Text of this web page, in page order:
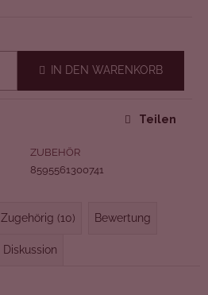
IN DEN WARENKORB
ZUBEHÖR
8595561300741
Teilen
Zugehörig (10) Bewertung
Diskussion